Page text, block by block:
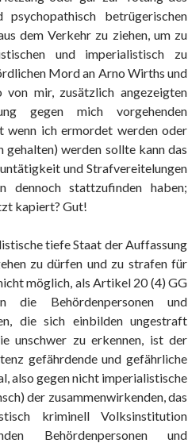
psychopathisch betrügerischen
dem Verkehr zu ziehen, um zu
und imperialistisch zu
Mord an Arno Wirths und
von mir, zusätzlich angezeigten
gegen mich vorgehenden
wenn ich ermordet werden oder
werden sollte kann das
und Strafvereitelungen
stattzufinden haben;
kapiert? Gut!
tiefe Staat der Auffassung
zu dürfen und zu strafen für
möglich, als Artikel 20 (4) GG
die Behördenpersonen und
die sich einbilden ungestraft
unschwer zu erkennen, ist der
gefährdende und gefährliche
also gegen nicht imperialistische
der zusammenwirkenden, das
kriminell Volksinstitution
Behördenpersonen und